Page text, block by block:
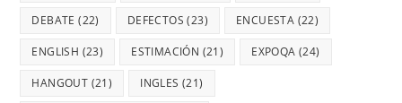
DEBATE (22) DEFECTOS (23) ENCUESTA (22)
ENGLISH (23) ESTIMACIÓN (21) EXPOQA (24)
HANGOUT (21) INGLES (21)